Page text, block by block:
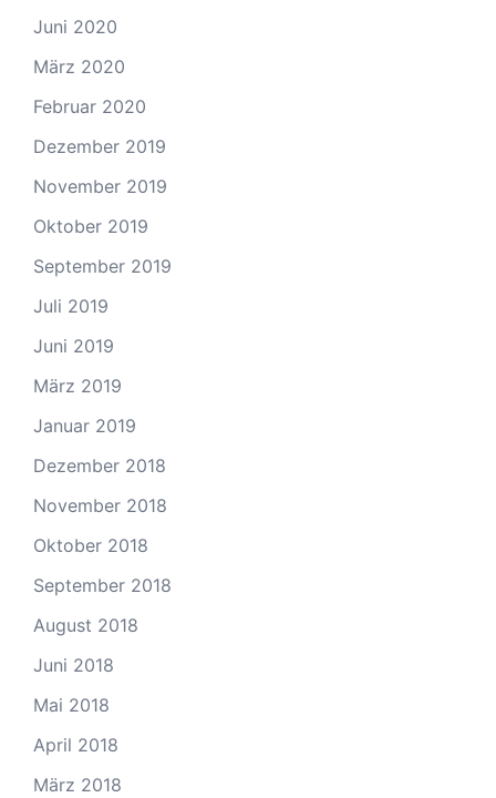
Juni 2020
März 2020
Februar 2020
Dezember 2019
November 2019
Oktober 2019
September 2019
Juli 2019
Juni 2019
März 2019
Januar 2019
Dezember 2018
November 2018
Oktober 2018
September 2018
August 2018
Juni 2018
Mai 2018
April 2018
März 2018